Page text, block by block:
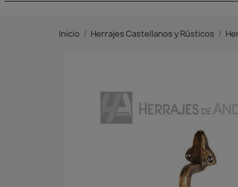
Inicio Herrajes Castellanos y Rústicos